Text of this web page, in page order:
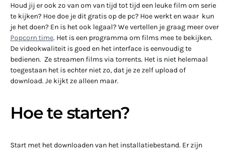
Houd jij er ook zo van om van tijd tot tijd een leuke film om serie
te kijken? Hoe doe je dit gratis op de pc? Hoe werkt en waar kun
je het doen? En is het ook legaal? We vertellen je graag meer over
Popcorn time. Het is een programma om films mee te bekijken.
De videokwaliteit is goed en het interface is eenvoudig te
bedienen. Ze streamen films via torrents. Het is niet helemaal
toegestaan het is echter niet zo, dat je ze zelf upload of
download. Je kijkt ze alleen maar.
Hoe te starten?
Start met het downloaden van het installatiebestand. Er zijn